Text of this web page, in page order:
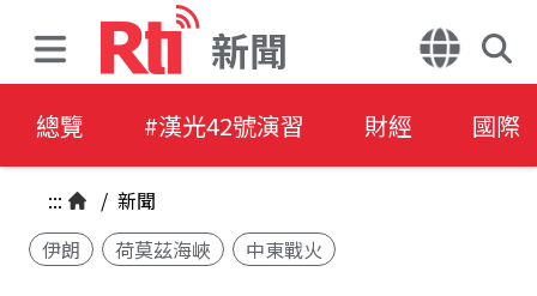
新聞
總覽 #漢光42號演習 財經 國際
::: / 新聞
伊朗
荷莫茲海峽 中東戰火